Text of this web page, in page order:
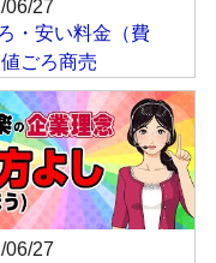
06/27
・安い料金（費
ごろ商売
06/27